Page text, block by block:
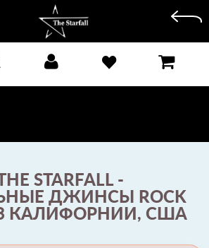
ИЛИ ПОЧТОЙ ПО ВСЕЙ РОССИИ! ОПЛАТА ПРИ ПОЛУЧЕНИИ
ПОДРОБНЕЕ >
STARFALL -
ДЖИНСЫ ROCK
КАЛИФОРНИИ, США